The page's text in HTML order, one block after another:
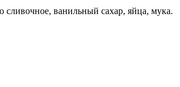
сливочное, ванильный сахар, яйца, мука.